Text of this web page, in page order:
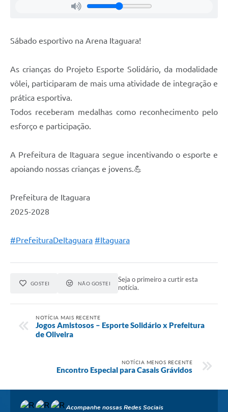
Sábado esportivo na Arena Itaguara!
As crianças do Projeto Esporte Solidário, da modalidade
vôlei, participaram de mais uma atividade de integração e
prática esportiva.
Todos receberam medalhas como reconhecimento pelo
esforço e participação.
A Prefeitura de Itaguara segue incentivando o esporte e
apoiando nossas crianças e jovens.💪
Prefeitura de Itaguara
2025-2028
#PrefeituraDeItaguara #Itaguara
GOSTEI NÃO GOSTEI
Seja o primeiro a curtir esta
notícia.
NOTÍCIA MAIS RECENTE
Jogos Amistosos – Esporte Solidário x Prefeitura
de Oliveira
NOTÍCIA MENOS RECENTE
Encontro Especial para Casais Grávidos
Acompanhe nossas Redes Sociais